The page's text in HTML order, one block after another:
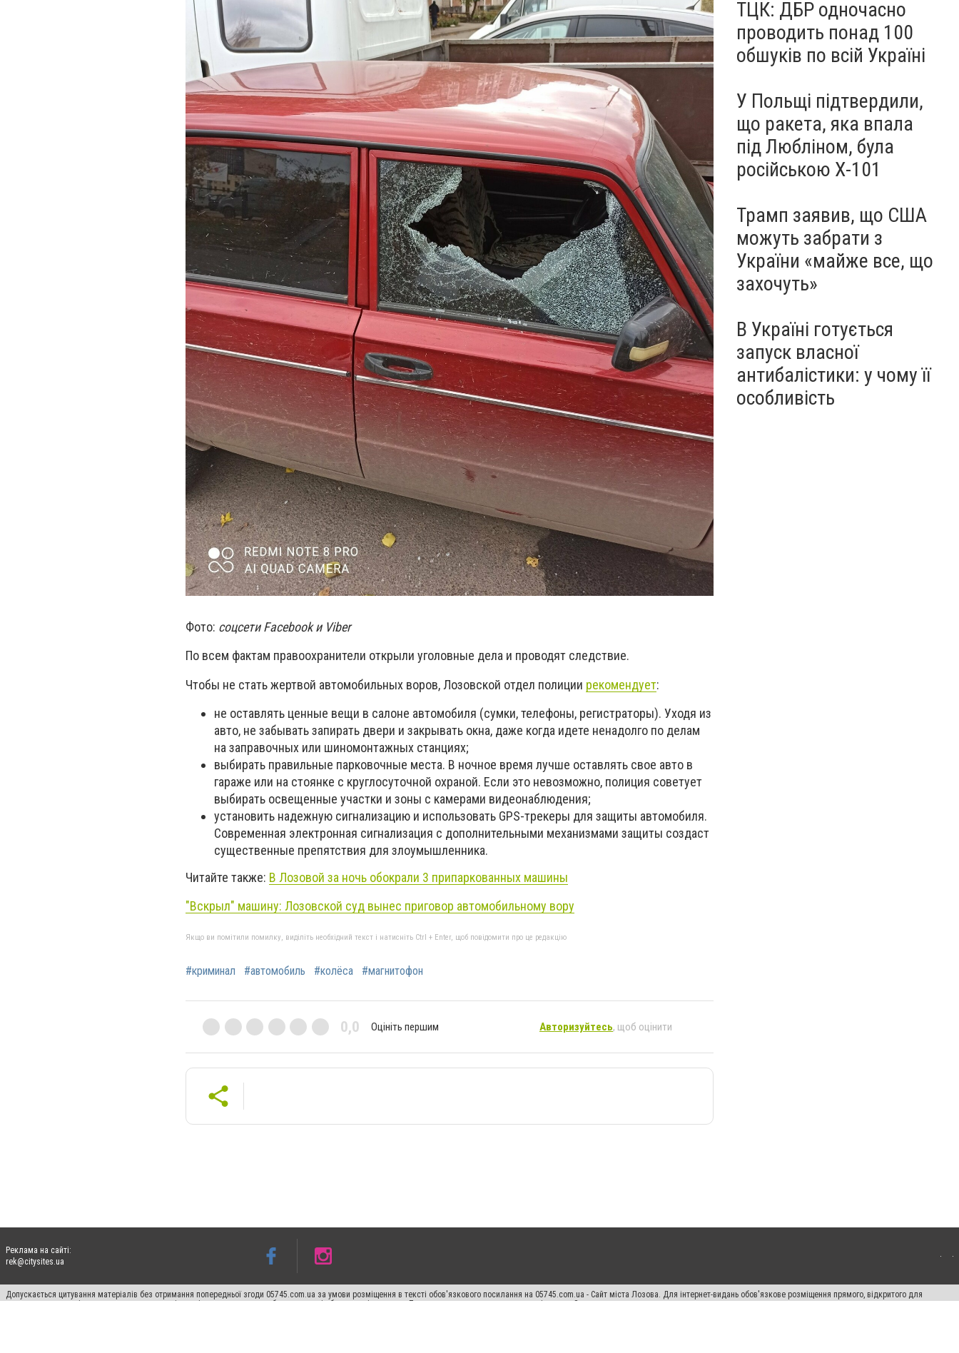
Фото: соцсети Facebook и Viber
По всем фактам правоохранители открыли уголовные дела и проводят следствие.
Чтобы не стать жертвой автомобильных воров, Лозовской отдел полиции рекомендует:
не оставлять ценные вещи в салоне автомобиля (сумки, телефоны, регистраторы). Уходя из
авто, не забывать запирать двери и закрывать окна, даже когда идете ненадолго по делам
на заправочных или шиномонтажных станциях;
выбирать правильные парковочные места. В ночное время лучше оставлять свое авто в
гараже или на стоянке с круглосуточной охраной. Если это невозможно, полиция советует
выбирать освещенные участки и зоны с камерами видеонаблюдения;
установить надежную сигнализацию и использовать GPS-трекеры для защиты автомобиля.
Современная электронная сигнализация с дополнительными механизмами защиты создаст
существенные препятствия для злоумышленника.
Читайте также: В Лозовой за ночь обокрали 3 припаркованных машины
"Вскрыл" машину: Лозовской суд вынес приговор автомобильному вору
Якщо ви помітили помилку, виділіть необхідний текст і натисніть Ctrl + Enter, щоб повідомити про це редакцію
#криминал #автомобиль #колёса #магнитофон
0,0 Оцініть першим Авторизуйтесь, щоб оцінити
ТЦК: ДБР одночасно
проводить понад 100
обшуків по всій Україні
У Польщі підтвердили,
що ракета, яка впала
під Любліном, була
російською Х-101
Трамп заявив, що США
можуть забрати з
України «майже все, що
захочуть»
В Україні готується
запуск власної
антибалістики: у чому її
особливість
Реклама на сайті:
rek@citysites.ua
Допускається цитування матеріалів без отримання попередньої згоди 05745.com.ua за умови розміщення в тексті обов'язкового посилання на 05745.com.ua - Сайт міста Лозова. Для інтернет-видань обов'язкове розміщення прямого, відкритого для
пошукових систем гіперпосилання на цитовані статті не нижче другого абзацу в тексті або в якості джерела. Порушення виняткових прав переслідується Законом.